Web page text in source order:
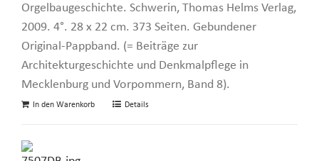
Orgelbaugeschichte. Schwerin, Thomas Helms Verlag,
2009. 4°. 28 x 22 cm. 373 Seiten. Gebundener
Original-Pappband. (= Beiträge zur
Architekturgeschichte und Denkmalpflege in
Mecklenburg und Vorpommern, Band 8).
In den Warenkorb Details